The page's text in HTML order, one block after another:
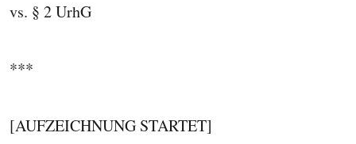
vs. § 2 UrhG
***
[AUFZEICHNUNG STARTET]